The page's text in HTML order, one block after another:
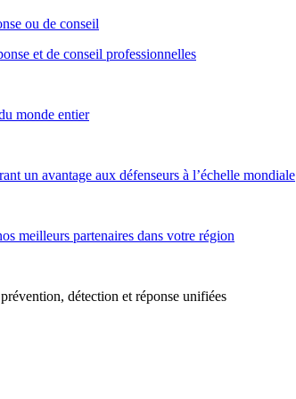
ou de conseil
et de conseil professionnelles
monde entier
un avantage aux défenseurs à l’échelle mondiale
meilleurs partenaires dans votre région
détection et réponse unifiées